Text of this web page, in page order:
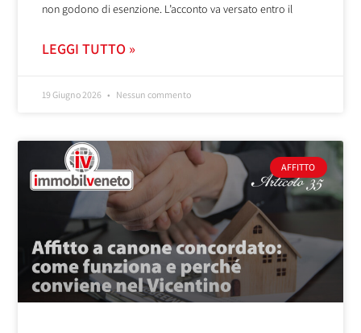
non godono di esenzione. L’acconto va versato entro il
LEGGI TUTTO »
19 Giugno 2026 Nessun commento
AFFITTO